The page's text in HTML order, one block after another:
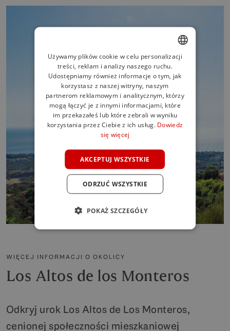
WIĘCEJ INFORMACJI O OKOLICY
Los Altos de los Monteros
Odkryj urok Los Altos de Los Monteros,
cenionej społeczności mieszkaniowej
ENGLISH
SPANISH
FRENCH
GERMAN
Używamy plików cookie w celu personalizacji
treści, reklam i analizy naszego ruchu.
Udostępniamy również informacje o tym, jak
korzystasz z naszej witryny, naszym
partnerom reklamowym i analitycznym, którzy
mogą łączyć je z innymi informacjami, które
im przekazałeś lub które zebrali w wyniku
korzystania przez Ciebie z ich usług. Dowiedz
się więcej
AKCEPTUJ WSZYSTKIE
ODRZUĆ WSZYSTKIE
POKAŻ SZCZEGÓŁY